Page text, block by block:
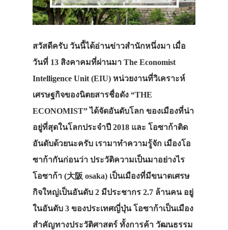
สวัสดีครับ วันนี้ได้อ่านข่าวสำนักหนึ่งมา เมื่อ
วันที่ 13 สิงคาคมที่ผ่านมา The Economist
Intelligence Unit (EIU) หน่วยงานที่วิเคราะห์
เศรษฐกิจของนิตยสารชื่อดัง “THE
ECONOMIST” ได้จัดอันดับโลก ของเมืองที่น่า
อยู่ที่สุดในโลกประจำปี 2018 และ โอซาก้าติด
อันดับด้วยนะครับ เรามาทำความรู้จัก เมืองโอ
ซาก้ากันก่อนว่า ประวัติความเป็นมาอย่างไร
โอซาก้า (大阪 osaka) เป็นเมืองที่มีขนาดเศรษ
กิจใหญ่เป็นอันดับ 2 มีประชากร 2.7 ล้านคน อยู่
ในอันดับ 3 ของประเทศญี่ปุ่น โอซาก้าเป็นเมือง
สำคัญทางประวัติศาสตร์ ทั้งการค้า วัฒนธรรม